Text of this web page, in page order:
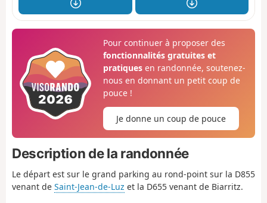
Pour continuer à proposer des
fonctionnalités gratuites et
pratiquesen randonnée, soutenez-
nous en donnant un petit coup de
pouce !
Je donne un coup de pouce
Description de la randonnée
Le départ est sur le grand parking au rond-point sur la D855
venant de Saint-Jean-de-Luz et la D655 venant de Biarritz.